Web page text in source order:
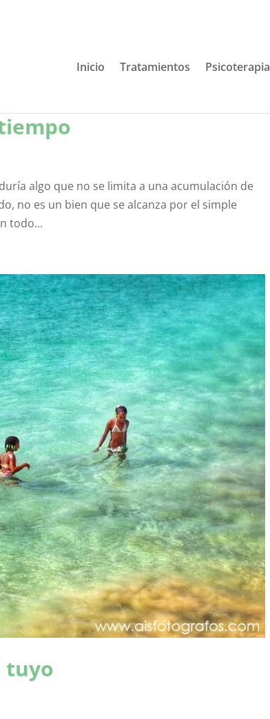
Inicio Tratamientos Psicoterapia
algo que no se limita a una acumulación de
no es un bien que se alcanza por el simple
todo...
tuyo